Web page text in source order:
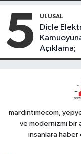
Düşüş
5 ULUSAL
Dicle
Açıklama;
mardintimecom,
ve modernizmi bir
insanlara haber